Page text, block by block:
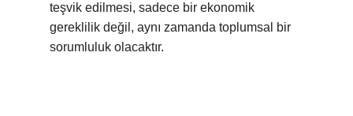
teşvik edilmesi, sadece bir ekonomik
gereklilik değil, aynı zamanda toplumsal bir
sorumluluk olacaktır.